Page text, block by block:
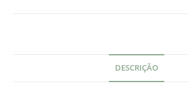
DESCRIÇÃO